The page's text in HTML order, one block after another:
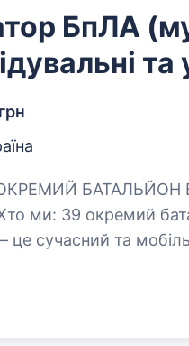
БпЛА
та
це сучасний та